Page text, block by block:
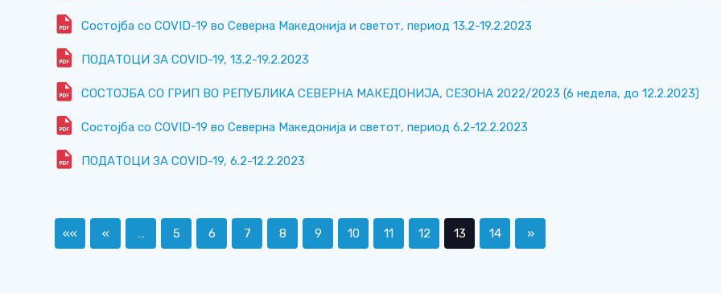
Состојба со COVID-19 во Северна Македонија и светот, период 13.2-19.2.2023
ПОДАТОЦИ ЗА COVID-19, 13.2-19.2.2023
СОСТОЈБА СО ГРИП ВО РЕПУБЛИКА СЕВЕРНА МАКЕДОНИЈА, СЕЗОНА 2022/2023 (6 недела, до 12.2.2023)
Состојба со COVID-19 во Северна Македонија и светот, период 6.2-12.2.2023
ПОДАТОЦИ ЗА COVID-19, 6.2-12.2.2023
«« « … 5 6 7 8 9 10 11 12 13 14 »